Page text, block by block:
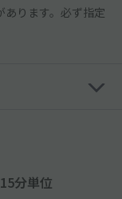
ります。必ず指定
15分単位